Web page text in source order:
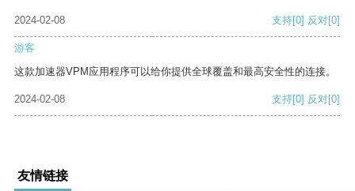
2024-02-08 支持[0] 反对[0]
游客
这款加速器VPM应用程序可以给你提供全球覆盖和最高安全性的连接。
2024-02-08 支持[0] 反对[0]
友情链接